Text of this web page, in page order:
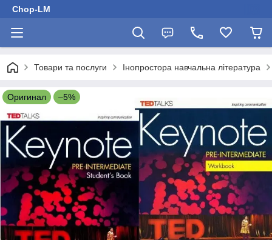
Chop-LM
Товари та послуги Інопростора навчальна література
Оригинал –5%